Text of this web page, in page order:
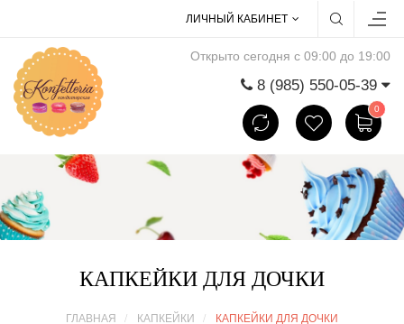
ЛИЧНЫЙ КАБИНЕТ
Открыто сегодня с 09:00 до 19:00
8 (985) 550-05-39
0
КАПКЕЙКИ ДЛЯ ДОЧКИ
ГЛАВНАЯ КАПКЕЙКИ КАПКЕЙКИ ДЛЯ ДОЧКИ